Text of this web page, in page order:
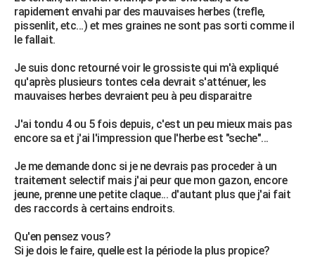
Alimentation
Guide de la santé
Maladies
Médicaments
Sommeil
VOYAGE
Destinations
City break
Voyage nature
Voyage de noces
Forum
Climat
+PHOTO
GUIDES D'ACHAT
BONS PLANS
CARTE DE VOEUX
Dictionnaire
Biographies
Citations
Expressions
Proverbes
PROGRAMME TV
COPAINS D'AVANT
S'inscrire
Se connecter
Lycées
Collèges
Primaires
Universités
Entreprises
Service militaire
Avis de recherche
AVIS DE DÉCÈS
rapidement envahi par des mauvaises herbes (trefle,
pissenlit, etc...) et mes graines ne sont pas sorti comme il
le fallait.
Je suis donc retourné voir le grossiste qui m'à expliqué
qu'après plusieurs tontes cela devrait s'atténuer, les
mauvaises herbes devraient peu à peu disparaitre
J'ai tondu 4 ou 5 fois depuis, c'est un peu mieux mais pas
encore sa et j'ai l'impression que l'herbe est "seche"...
Je me demande donc si je ne devrais pas proceder à un
traitement selectif mais j'ai peur que mon gazon, encore
jeune, prenne une petite claque... d'autant plus que j'ai fait
des raccords à certains endroits.
Qu'en pensez vous?
Si je dois le faire, quelle est la période la plus propice?